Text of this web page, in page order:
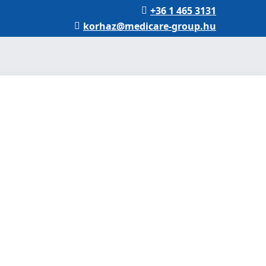
+36 1 465 3131
korhaz@medicare-group.hu